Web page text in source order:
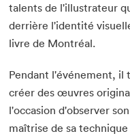
talents de l'illustrateur
derrière l'identité
livre de Montréal.
Pendant l'événement, il
créer des œuvres
l'occasion d'observer
maîtrise de sa